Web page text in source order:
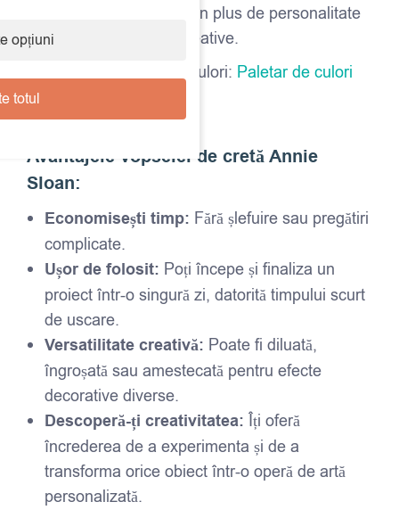
decapare. Poți adăuga un plus de personalitate
cu șabloane și texturi creative.
Disponibilă, Paletar de culori: Paletar de culori
Annie Sloan Chalk Paint
Avantajele vopselei de cretă Annie
Sloan:
Economisești timp: Fără șlefuire sau pregătiri
complicate.
Ușor de folosit: Poți începe și finaliza un
proiect într-o singură zi, datorită timpului scurt
de uscare.
Versatilitate creativă: Poate fi diluată,
îngroșată sau amestecată pentru efecte
decorative diverse.
Descoperă-ți creativitatea: Îți oferă
încrederea de a experimenta și de a
transforma orice obiect într-o operă de artă
personalizată.
opțiuni
totul